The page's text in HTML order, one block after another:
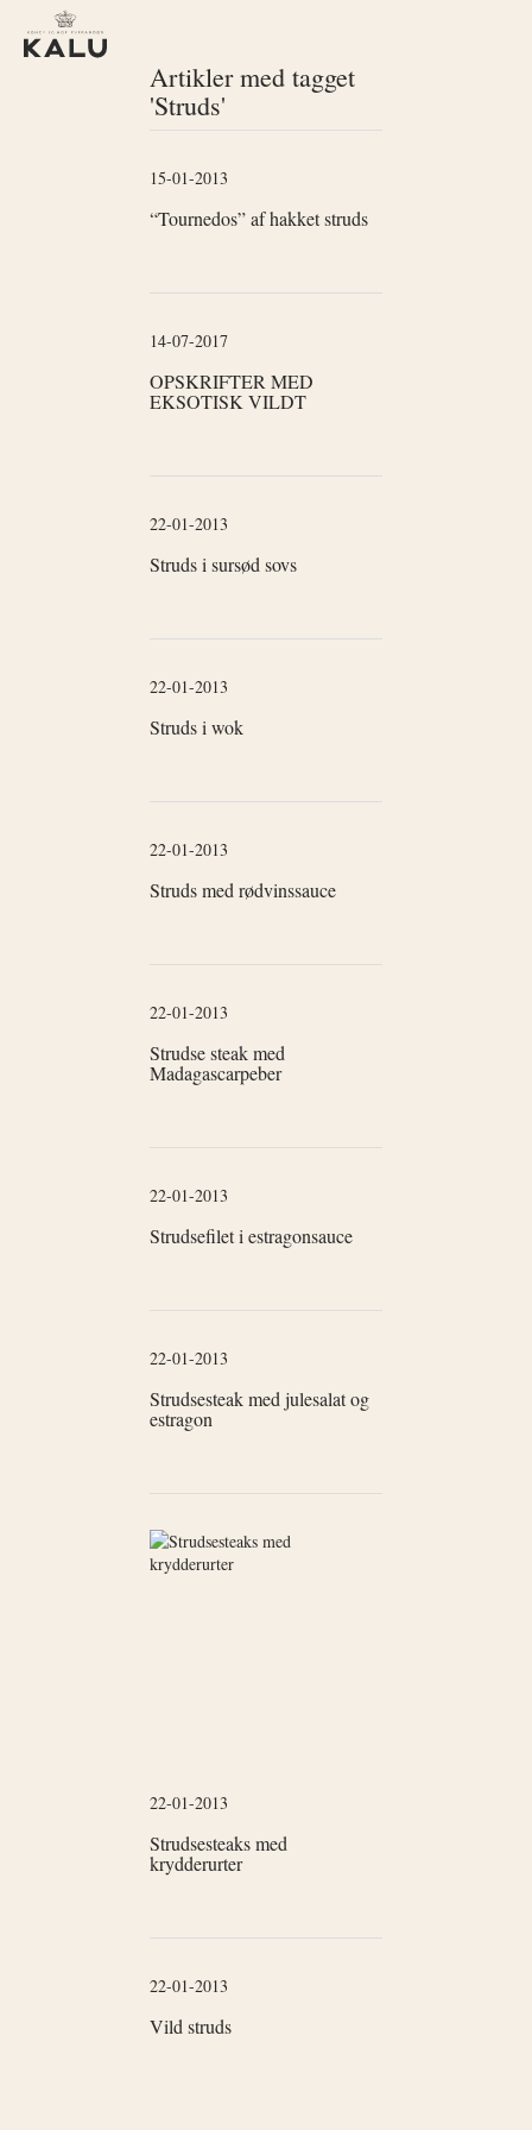
Artikler med tagget
'Struds'
15-01-2013
“Tournedos” af hakket struds
14-07-2017
OPSKRIFTER MED
EKSOTISK VILDT
22-01-2013
Struds i sursød sovs
22-01-2013
Struds i wok
22-01-2013
Struds med rødvinssauce
22-01-2013
Strudse steak med
Madagascarpeber
22-01-2013
Strudsefilet i estragonsauce
22-01-2013
Strudsesteak med julesalat og
estragon
22-01-2013
Strudsesteaks med
krydderurter
22-01-2013
Vild struds